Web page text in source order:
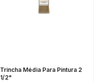
Trincha Média Para Pintura 2
1/2"